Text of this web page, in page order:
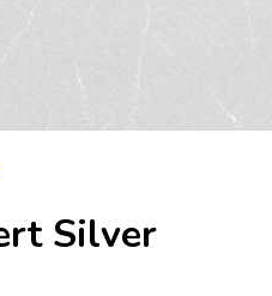
Silver